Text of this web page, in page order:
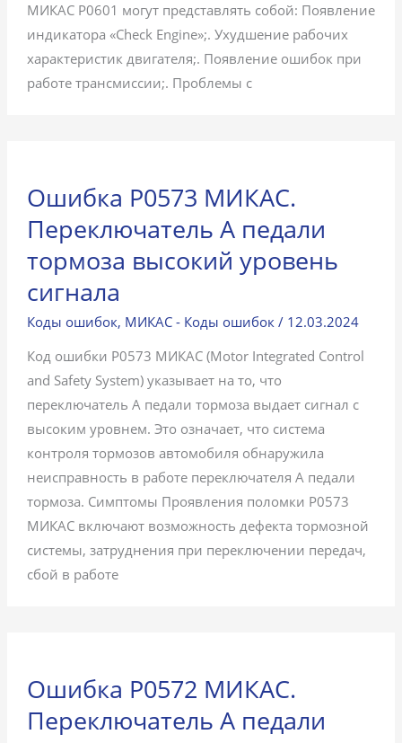
МИКАС P0601 могут представлять собой: Появление
индикатора «Check Engine»;. Ухудшение рабочих
характеристик двигателя;. Появление ошибок при
работе трансмиссии;. Проблемы с
Ошибка P0573 МИКАС.
Переключатель А педали
тормоза высокий уровень
сигнала
Коды ошибок, МИКАС - Коды ошибок / 12.03.2024
Код ошибки P0573 МИКАС (Motor Integrated Control
and Safety System) указывает на то, что
переключатель А педали тормоза выдает сигнал с
высоким уровнем. Это означает, что система
контроля тормозов автомобиля обнаружила
неисправность в работе переключателя А педали
тормоза. Симптомы Проявления поломки P0573
МИКАС включают возможность дефекта тормозной
системы, затруднения при переключении передач,
сбой в работе
Ошибка P0572 МИКАС.
Переключатель А педали